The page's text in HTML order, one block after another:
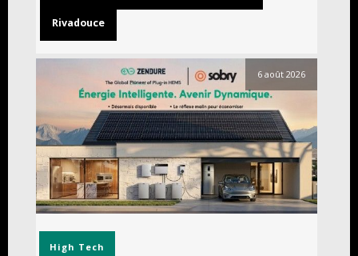
Rivadouce
6 août 2026
High Tech